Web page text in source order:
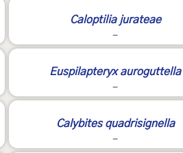
Caloptilia jurateae
-
Euspilapteryx auroguttella
-
Calybites quadrisignella
-